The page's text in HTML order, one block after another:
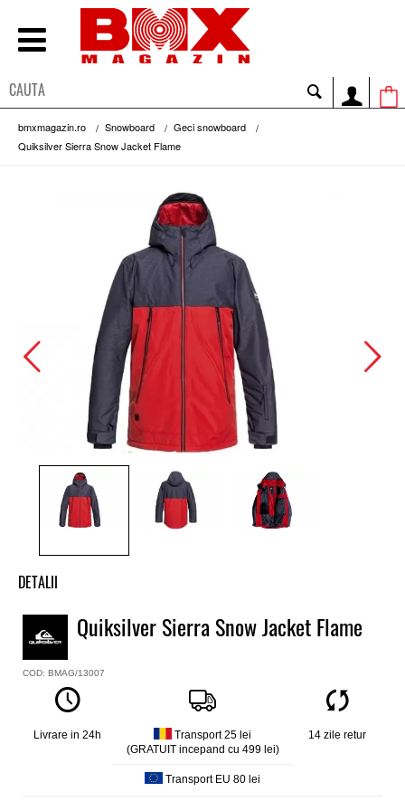
bmxmagazin.ro Snowboard
Geci snowboard
Quiksilver Sierra Snow Jacket Flame
DETALII
Geaca snowboard baieti Quiksilver
Model
Sierra
Culoare
Material
Poliester
10K tehnologie Quiksilver DryFlight®
Quiksilver Sierra Snow Jacket Flame
COD: BMAG/13007
Livrare in 24h
Transport 25 lei
(GRATUIT incepand cu 499 lei)
Transport EU 80 lei
14 zile retur